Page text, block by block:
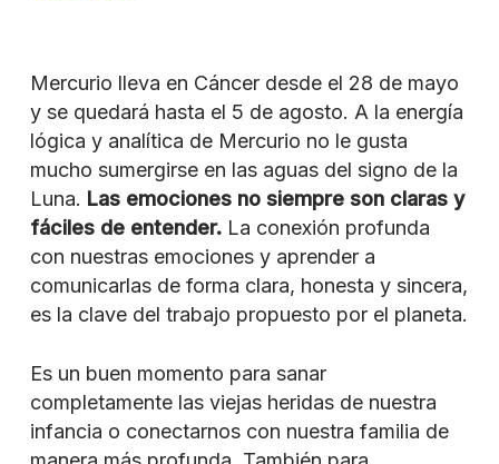
Mercurio lleva en Cáncer desde el 28 de mayo
y se quedará hasta el 5 de agosto. A la energía
lógica y analítica de Mercurio no le gusta
mucho sumergirse en las aguas del signo de la
Luna. Las emociones no siempre son claras y
fáciles de entender.La conexión profunda
con nuestras emociones y aprender a
comunicarlas de forma clara, honesta y sincera,
es la clave del trabajo propuesto por el planeta.
Es un buen momento para sanar
completamente las viejas heridas de nuestra
infancia o conectarnos con nuestra familia de